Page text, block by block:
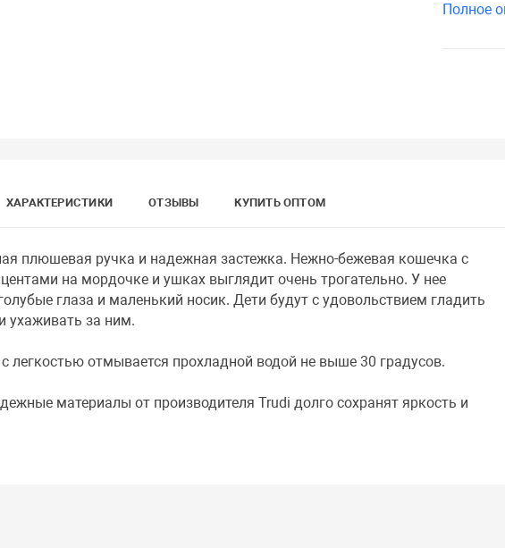
Полное
ХАРАКТЕРИСТИКИ ОТЗЫВЫ КУПИТЬ ОПТОМ
плюшевая ручка и надежная застежка. Нежно-бежевая кошечка с
на мордочке и ушках выглядит очень трогательно. У нее
глаза и маленький носик. Дети будут с удовольствием гладить
ухаживать за ним.
легкостью отмывается прохладной водой не выше 30 градусов.
материалы от производителя Trudi долго сохранят яркость и